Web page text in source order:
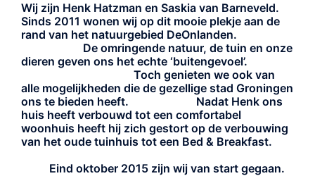
Wij zijn Henk Hatzman en Saskia van Barneveld.
Sinds 2011 wonen wij op dit mooie plekje aan de
rand van het natuurgebied DeOnlanden.
De omringende natuur, de tuin en onze
dieren geven ons het echte ‘buitengevoel’.
Toch genieten we ook van
alle mogelijkheden die de gezellige stad Groningen
ons te bieden heeft. Nadat Henk ons
huis heeft verbouwd tot een comfortabel
woonhuis heeft hij zich gestort op de verbouwing
van het oude tuinhuis tot een Bed & Breakfast.
Eind oktober 2015 zijn wij van start gegaan.